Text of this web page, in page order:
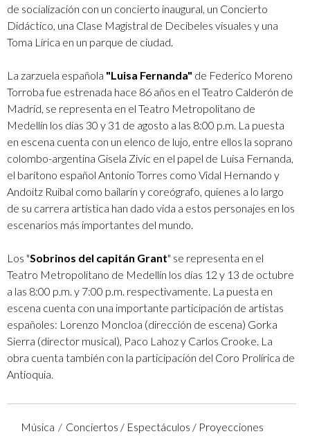
de socialización con un concierto inaugural, un Concierto
Didáctico, una Clase Magistral de Decibeles visuales y una
Toma Lírica en un parque de ciudad.
La zarzuela española "Luisa Fernanda" de Federico Moreno
Torroba fue estrenada hace 86 años en el Teatro Calderón de
Madrid, se representa en el Teatro Metropolitano de
Medellín los días 30 y 31 de agosto a las 8:00 p.m. La puesta
en escena cuenta con un elenco de lujo, entre ellos la soprano
colombo-argentina Gisela Zivic en el papel de Luisa Fernanda,
el barítono español Antonio Torres como Vidal Hernando y
Andoitz Ruibal como bailarín y coreógrafo, quienes a lo largo
de su carrera artística han dado vida a estos personajes en los
escenarios más importantes del mundo.
Los "Sobrinos del capitán Grant" se representa en el
Teatro Metropolitano de Medellín los días 12 y 13 de octubre
a las 8:00 p.m. y 7:00 p.m. respectivamente. La puesta en
escena cuenta con una importante participación de artistas
españoles: Lorenzo Moncloa (dirección de escena) Gorka
Sierra (director musical), Paco Lahoz y Carlos Crooke. La
obra cuenta también con la participación del Coro Prolírica de
Antioquia.
Música Conciertos / Espectáculos / Proyecciones